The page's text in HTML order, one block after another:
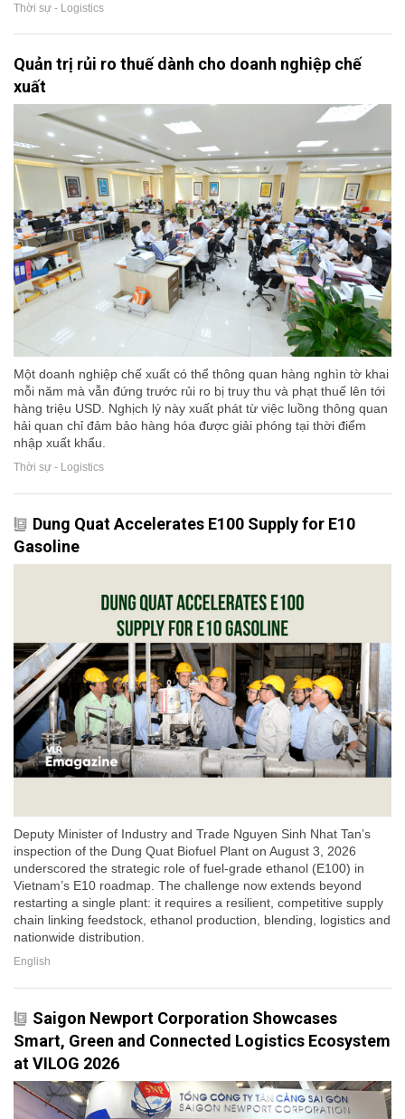
Thời sự - Logistics
Quản trị rủi ro thuế dành cho doanh nghiệp chế
xuất
Một doanh nghiệp chế xuất có thể thông quan hàng nghìn tờ khai
mỗi năm mà vẫn đứng trước rủi ro bị truy thu và phạt thuế lên tới
hàng triệu USD. Nghịch lý này xuất phát từ việc luồng thông quan
hải quan chỉ đảm bảo hàng hóa được giải phóng tại thời điểm
nhập xuất khẩu.
Thời sự - Logistics
Dung Quat Accelerates E100 Supply for E10
Gasoline
Deputy Minister of Industry and Trade Nguyen Sinh Nhat Tan’s
inspection of the Dung Quat Biofuel Plant on August 3, 2026
underscored the strategic role of fuel-grade ethanol (E100) in
Vietnam’s E10 roadmap. The challenge now extends beyond
restarting a single plant: it requires a resilient, competitive supply
chain linking feedstock, ethanol production, blending, logistics and
nationwide distribution.
English
Saigon Newport Corporation Showcases
Smart, Green and Connected Logistics Ecosystem
at VILOG 2026